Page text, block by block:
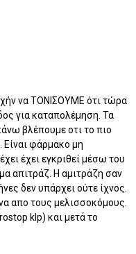
να ΤΟΝΙΣΟΥΜΕ ότι τώρα
για καταπολέμηση. Τα
βλέπουμε οτι το πιο
Είναι φάρμακο μη
έχει εγκριθεί μέσω του
απιτράζ. Η αμιτράζη σαν
δεν υπάρχει ούτε ίχνος.
απο τους μελισσοκόμους.
klp) και μετά το